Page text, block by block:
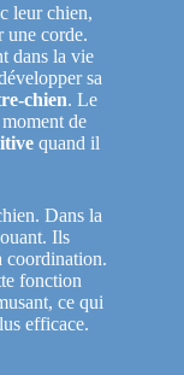
leur chien,
une corde.
dans la vie
sa
chien. Le
de
quand il
Dans la
Ils
coordination.
fonction
ce qui
efficace.